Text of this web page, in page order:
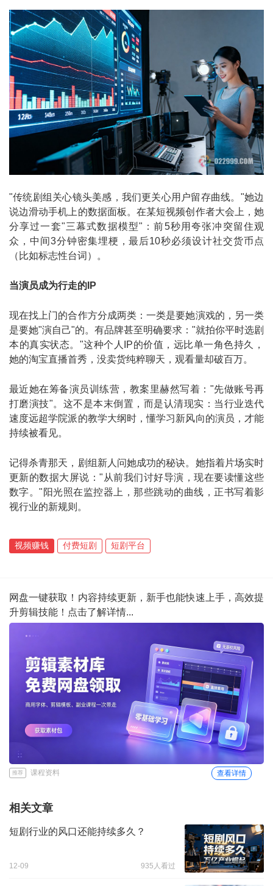
"传统剧组关心镜头美感，我们更关心用户留存曲线。"她边
说边滑动手机上的数据面板。在某短视频创作者大会上，她
分享过一套"三幕式数据模型"：前5秒用夸张冲突留住观
众，中间3分钟密集埋梗，最后10秒必须设计社交货币点
（比如标志性台词）。
当演员成为行走的IP
现在找上门的合作方分成两类：一类是要她演戏的，另一类
是要她"演自己"的。有品牌甚至明确要求："就拍你平时选剧
本的真实状态。"这种个人IP的价值，远比单一角色持久，
她的淘宝直播首秀，没卖货纯粹聊天，观看量却破百万。
最近她在筹备演员训练营，教案里赫然写着："先做账号再
打磨演技"。这不是本末倒置，而是认清现实：当行业迭代
速度远超学院派的教学大纲时，懂学习新风向的演员，才能
持续被看见。
记得杀青那天，剧组新人问她成功的秘诀。她指着片场实时
更新的数据大屏说："从前我们讨好导演，现在要读懂这些
数字。"阳光照在监控器上，那些跳动的曲线，正书写着影
视行业的新规则。
视频赚钱 付费短剧 短剧平台
网盘一键获取！内容持续更新，新手也能快速上手，高效提
升剪辑技能！点击了解详情...
推荐 课程资料 查看详情
相关文章
短剧行业的风口还能持续多久？
12-09 935人看过